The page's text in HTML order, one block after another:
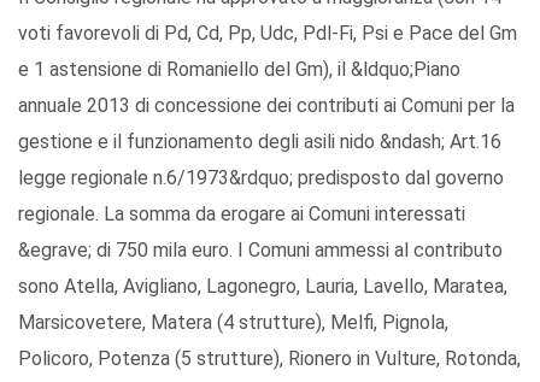
voti favorevoli di Pd, Cd, Pp, Udc, Pdl-Fi, Psi e Pace del Gm
e 1 astensione di Romaniello del Gm), il &ldquo;Piano
annuale 2013 di concessione dei contributi ai Comuni per la
gestione e il funzionamento degli asili nido &ndash; Art.16
legge regionale n.6/1973&rdquo; predisposto dal governo
regionale. La somma da erogare ai Comuni interessati
&egrave; di 750 mila euro. I Comuni ammessi al contributo
sono Atella, Avigliano, Lagonegro, Lauria, Lavello, Maratea,
Marsicovetere, Matera (4 strutture), Melfi, Pignola,
Policoro, Potenza (5 strutture), Rionero in Vulture, Rotonda,